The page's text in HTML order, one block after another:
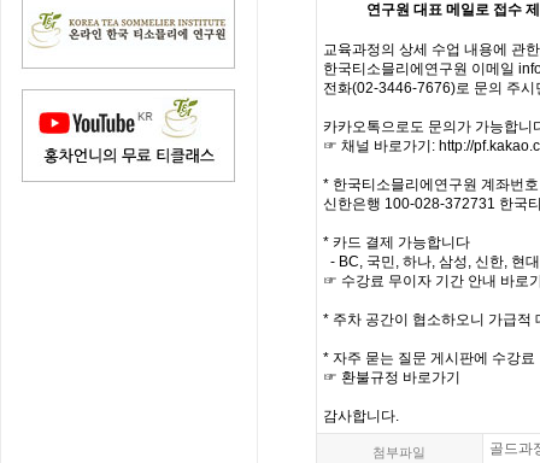
연구원 대표 메일로 접수 제
교육과정의 상세 수업 내용에 관
한국티소믈리에연구원 이메일
전화(02-3446-7676)로 문의 주시
카카오톡으로도 문의가 가능합니
☞ 채널 바로가기: http://
* 한국티소믈리에연구원 계좌번
신한은행 100-028-372731 한국
* 카드 결제 가능합니다
- BC, 국민, 하나, 삼성, 신한, 현
☞ 수강료 무이자 기간 안내 바로
* 주차 공간이 협소하오니 가급적
* 자주 묻는 질문 게시판에 수강
☞ 환불규정 바로가기
감사합니다.
첨부파일 골드과